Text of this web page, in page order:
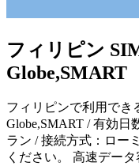
フィリピン
Globe,SMART
フィリピンで利用でき
Globe,SMART / 有効日
ラン / 接続方式：ロー
ください。 高速デー